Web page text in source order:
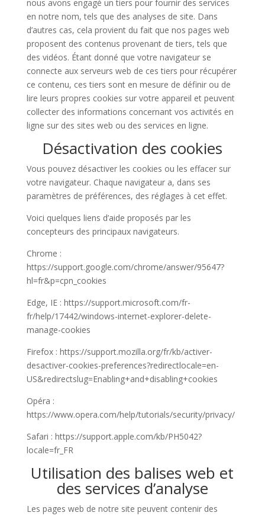
nous avons engagé un tiers pour fournir des services
en notre nom, tels que des analyses de site. Dans
d’autres cas, cela provient du fait que nos pages web
proposent des contenus provenant de tiers, tels que
des vidéos. Étant donné que votre navigateur se
connecte aux serveurs web de ces tiers pour récupérer
ce contenu, ces tiers sont en mesure de définir ou de
lire leurs propres cookies sur votre appareil et peuvent
collecter des informations concernant vos activités en
ligne sur des sites web ou des services en ligne.
Désactivation des cookies
Vous pouvez désactiver les cookies ou les effacer sur
votre navigateur. Chaque navigateur a, dans ses
paramètres de préférences, des réglages à cet effet.
Voici quelques liens d’aide proposés par les
concepteurs des principaux navigateurs.
Chrome :
https://support.google.com/chrome/answer/95647?
hl=fr&p=cpn_cookies
Edge, IE : https://support.microsoft.com/fr-
fr/help/17442/windows-internet-explorer-delete-
manage-cookies
Firefox : https://support.mozilla.org/fr/kb/activer-
desactiver-cookies-preferences?redirectlocale=en-
US&redirectslug=Enabling+and+disabling+cookies
Opéra :
https://www.opera.com/help/tutorials/security/privacy/
Safari : https://support.apple.com/kb/PH5042?
locale=fr_FR
Utilisation des balises web et
des services d’analyse
Les pages web de notre site peuvent contenir des